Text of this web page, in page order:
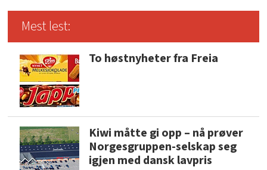
Mest lest:
To høstnyheter fra Freia
Kiwi måtte gi opp – nå prøver
Norgesgruppen-selskap seg
igjen med dansk lavpris